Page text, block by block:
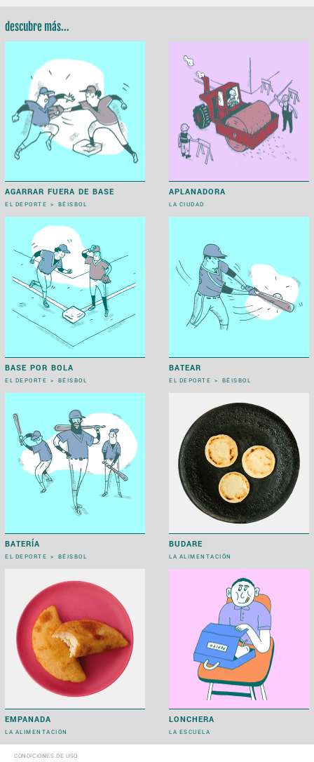
descubre más...
AGARRAR FUERA DE BASE
EL DEPORTE > BÉISBOL
APLANADORA
LA CIUDAD
BASE POR BOLA
EL DEPORTE > BÉISBOL
BATEAR
EL DEPORTE > BÉISBOL
BATERÍA
EL DEPORTE > BÉISBOL
BUDARE
LA ALIMENTACIÓN
EMPANADA
LA ALIMENTACIÓN
LONCHERA
LA ESCUELA
CONDICIONES DE USO